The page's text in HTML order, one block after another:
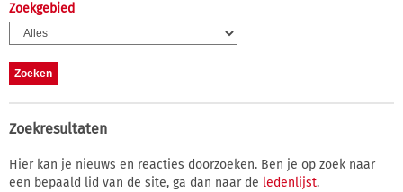
Zoekgebied
Zoekresultaten
Hier kan je nieuws en reacties doorzoeken. Ben je op zoek naar
een bepaald lid van de site, ga dan naar de ledenlijst.